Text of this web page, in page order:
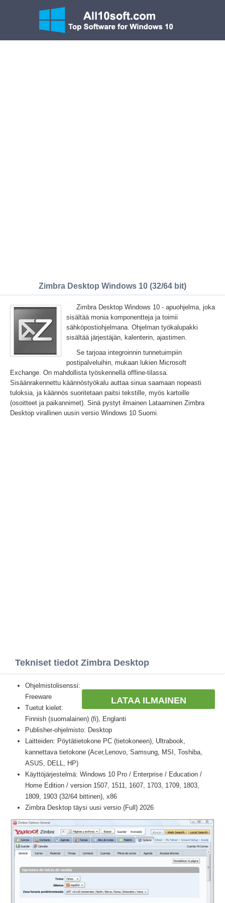
Zimbra Desktop Windows 10 (32/64 bit)
Zimbra Desktop Windows 10 - apuohjelma, joka
sisältää monia komponentteja ja toimii
sähköpostiohjelmana. Ohjelman työkalupakki
sisältää järjestäjän, kalenterin, ajastimen.
Se tarjoaa integroinnin tunnetuimpiin
postipalveluihin, mukaan lukien Microsoft
Exchange. On mahdollista työskennellä offline-tilassa.
Sisäänrakennettu käännöstyökalu auttaa sinua saamaan nopeasti
tuloksia, ja käännös suoritetaan paitsi tekstille, myös kartoille
(osoitteet ja paikannimet). Sinä pystyt ilmainen Lataaminen Zimbra
Desktop virallinen uusin versio Windows 10 Suomi.
Tekniset tiedot Zimbra Desktop
LATAA ILMAINEN
Ohjelmistolisenssi:
Freeware
Tuetut kielet:
Finnish (suomalainen) (fi), Englanti
Publisher-ohjelmisto: Desktop
Laitteiden: Pöytätietokone PC (tietokoneen), Ultrabook,
kannettava tietokone (Acer,Lenovo, Samsung, MSI, Toshiba,
ASUS, DELL, HP)
Käyttöjärjestelmä: Windows 10 Pro / Enterprise / Education /
Home Edition / version 1507, 1511, 1607, 1703, 1709, 1803,
1809, 1903 (32/64 bittinen), x86
Zimbra Desktop täysi uusi versio (Full) 2026